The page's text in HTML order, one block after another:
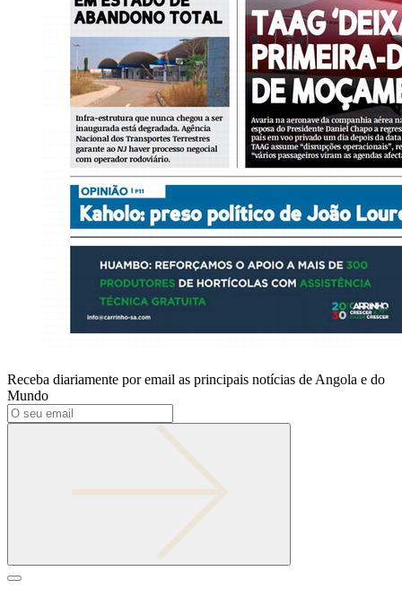
Receba diariamente por email as principais notícias de Angola e do
Mundo